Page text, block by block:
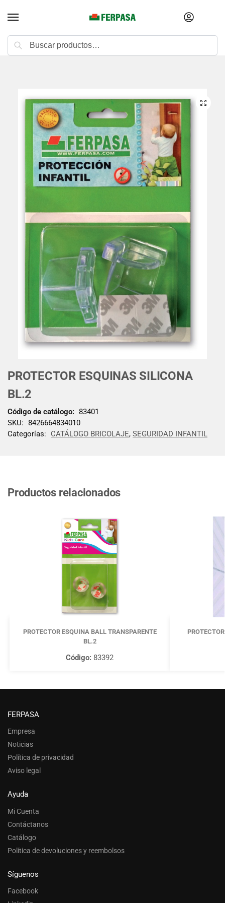
PROTECTOR ESQUINAS SILICONA
BL.2
Código de catálogo: 83401
SKU: 8426664834010
Categorías:
CATÁLOGO BRICOLAJE, SEGURIDAD INFANTIL
Productos relacionados
PROTECTOR ESQUINA BALL TRANSPARENTE
BL.2
Código: 83392
FERPASA
Empresa
Noticias
Política de privacidad
Aviso legal
Ayuda
Mi Cuenta
Contáctanos
Catálogo
Política de devoluciones y reembolsos
Síguenos
Facebook